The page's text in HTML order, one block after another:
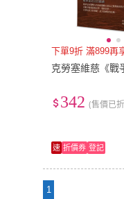
下單9折 滿899再
克勞塞維慈《戰
342 (售價已
速 折價券 登記
1